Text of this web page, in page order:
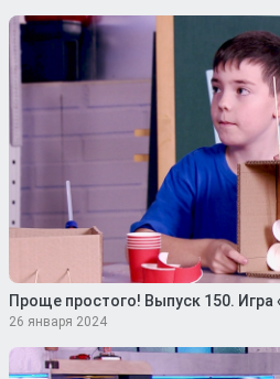
Проще простого! Выпуск 150. Игра
26 января 2024